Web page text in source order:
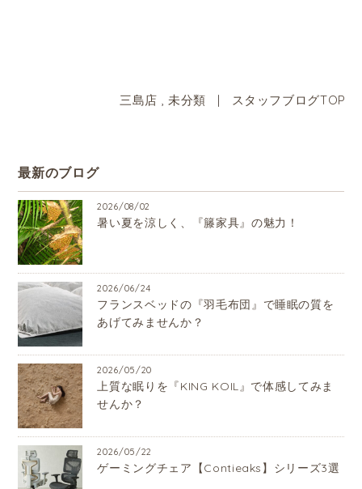
三島店 未分類 | スタッフブログTOP
最新のブログ
2026/08/02
暑い夏を涼しく、『籐家具』の魅力！
2026/06/24
フランスベッドの『羽毛布団』で睡眠の質を
あげてみませんか？
2026/05/20
上質な眠りを『KING KOIL』で体感してみま
せんか？
2026/05/22
ゲーミングチェア【Contieaks】シリーズ3選